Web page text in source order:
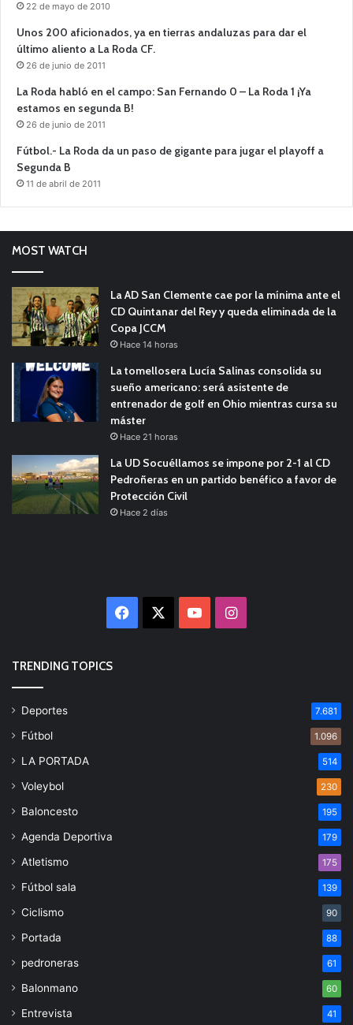
22 de mayo de 2010
Unos 200 aficionados, ya en tierras andaluzas para dar el
último aliento a La Roda CF.
26 de junio de 2011
La Roda habló en el campo: San Fernando 0 – La Roda 1 ¡Ya
estamos en segunda B!
26 de junio de 2011
Fútbol.- La Roda da un paso de gigante para jugar el playoff a
Segunda B
11 de abril de 2011
MOST WATCH
La AD San Clemente cae por la mínima ante el
CD Quintanar del Rey y queda eliminada de la
Copa JCCM
Hace 14 horas
La tomellosera Lucía Salinas consolida su
sueño americano: será asistente de
entrenador de golf en Ohio mientras cursa su
máster
Hace 21 horas
La UD Socuéllamos se impone por 2-1 al CD
Pedroñeras en un partido benéfico a favor de
Protección Civil
Hace 2 días
Facebook YouTubeInstagram
TRENDING TOPICS
Deportes 7.681
Fútbol 1.096
LA PORTADA 514
Voleybol 230
Baloncesto 195
Agenda Deportiva 179
Atletismo 175
Fútbol sala 139
Ciclismo 90
Portada 88
pedroneras 61
Balonmano 60
Entrevista 41